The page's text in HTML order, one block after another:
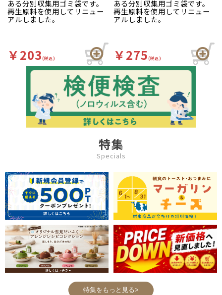
ある分別収集用ゴミ袋です。
再生原料を使用してリニュー
アルしました。
￥203(税込)
ある分別収集用ゴミ袋です。
再生原料を使用してリニュー
アルしました。
￥275(税込)
特集
Specials
特集をもっと見る>